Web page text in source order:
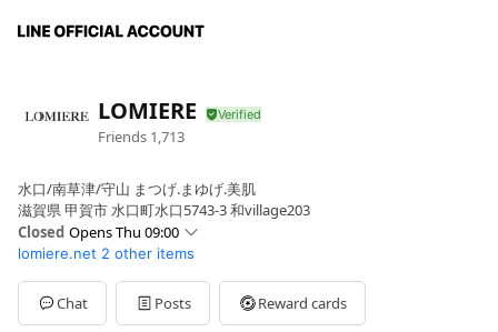
LOMIERE
Friends 1,713
水口/南草津/守山 まつげ.まゆげ.美肌
滋賀県 甲賀市 水口町水口5743-3 和village203
Closed Opens Thu 09:00
Sun00:00 - 00:00
Mon09:00 - 18:00
Tue09:00 - 18:00
Wed09:00 - 18:00
lomiere.net 2 other items
Chat Posts Reward cards